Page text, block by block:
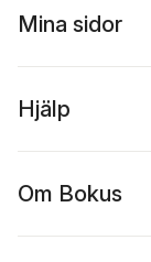
Mina sidor
Hjälp
Om Bokus